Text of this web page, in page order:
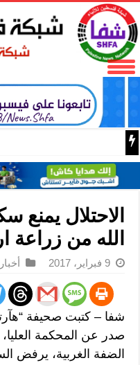
الاحتلال يغلق بلدة يعبد
الاحتلال
الله من زراعة
9 فبراير، 2017
شفا – كتبت صحيفة
صدر عن المحكمة
الضفة الغربية، يرفض